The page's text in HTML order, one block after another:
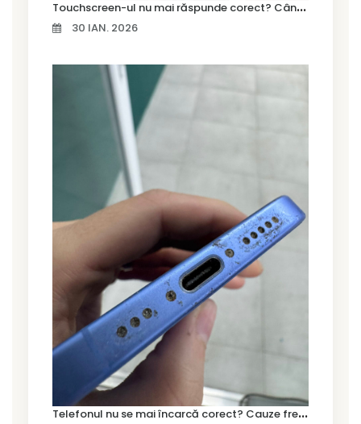
T
ouchscreen-ul nu mai răspunde corect? Când trebuie schimbat display-ul
30 IAN. 2026
T
elefonul nu se mai încarcă corect? Cauze frecvente și soluții la service în Timișoara